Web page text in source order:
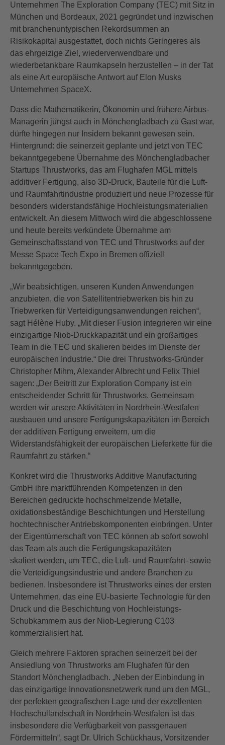
Unternehmen The Exploration Company (TEC) mit Sitz in
München und Bordeaux, 2021 gegründet und inzwischen
mit branchenuntypischen Rekordsummen an
Risikokapital ausgestattet, doch nichts Geringeres als
das ehrgeizige Ziel, wiederverwendbare und
wiederbetankbare Raumkapseln herzustellen – in der Tat
als eine Art europäische Antwort auf Elon Musks
Unternehmen SpaceX.
Dass die Mathematikerin, Ökonomin und frühere Airbus-
Managerin jüngst auch in Mönchengladbach zu Gast war,
dürfte hingegen nur Insidern bekannt gewesen sein.
Hintergrund: die seinerzeit geplante und jetzt von TEC
bekanntgegebene Übernahme des Mönchengladbacher
Startups Thrustworks, das am Flughafen MGL mittels
additiver Fertigung, also 3D-Druck, Bauteile für die Luft-
und Raumfahrtindustrie produziert und neue Prozesse für
besonders widerstandsfähige Hochleistungsmaterialien
entwickelt. An diesem Mittwoch wird die abgeschlossene
und heute bereits verkündete Übernahme am
Gemeinschaftsstand von TEC und Thrustworks auf der
Messe Space Tech Expo in Bremen offiziell
bekanntgegeben.
„Wir beabsichtigen, unseren Kunden Anwendungen
anzubieten, die von Satellitentriebwerken bis hin zu
Triebwerken für Verteidigungsanwendungen reichen“,
sagt Hélène Huby. „Mit dieser Fusion integrieren wir eine
einzigartige Niob-Druckkapazität und ein großartiges
Team in die TEC und skalieren beides im Dienste der
europäischen Industrie.“ Die drei Thrustworks-Gründer
Christopher Mihm, Alexander Albrecht und Felix Thiel
sagen: „Der Beitritt zur Exploration Company ist ein
entscheidender Schritt für Thrustworks. Gemeinsam
werden wir unsere Aktivitäten in Nordrhein-Westfalen
ausbauen und unsere Fertigungskapazitäten im Bereich
der additiven Fertigung erweitern, um die
Widerstandsfähigkeit der europäischen Lieferkette für die
Raumfahrt zu stärken.“
Konkret wird die Thrustworks Additive Manufacturing
GmbH ihre marktführenden Kompetenzen in den
Bereichen gedruckte hochschmelzende Metalle,
oxidationsbeständige Beschichtungen und Herstellung
hochtechnischer Antriebskomponenten einbringen. Unter
der Eigentümerschaft von TEC können ab sofort sowohl
das Team als auch die Fertigungskapazitäten
skaliert werden, um TEC, die Luft- und Raumfahrt- sowie
die Verteidigungsindustrie und andere Branchen zu
bedienen. Insbesondere ist Thrustworks eines der ersten
Unternehmen, das eine EU-basierte Technologie für den
Druck und die Beschichtung von Hochleistungs-
Schubkammern aus der Niob-Legierung C103
kommerzialisiert hat.
Gleich mehrere Faktoren sprachen seinerzeit bei der
Ansiedlung von Thrustworks am Flughafen für den
Standort Mönchengladbach. „Neben der Einbindung in
das einzigartige Innovationsnetzwerk rund um den MGL,
der perfekten geografischen Lage und der exzellenten
Hochschullandschaft in Nordrhein-Westfalen ist das
insbesondere die Verfügbarkeit von passgenauen
Fördermitteln“, sagt Dr. Ulrich Schückhaus, Vorsitzender